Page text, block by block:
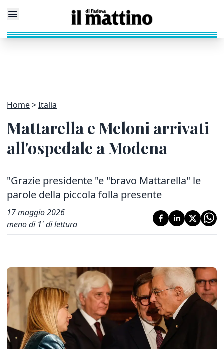
Home Italia
Mattarella e Meloni arrivati
all'ospedale a Modena
"Grazie presidente "e "bravo Mattarella" le
parole della piccola folla presente
17 maggio 2026
meno di 1' di lettura